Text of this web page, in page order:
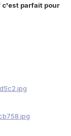
c'est parfait pour